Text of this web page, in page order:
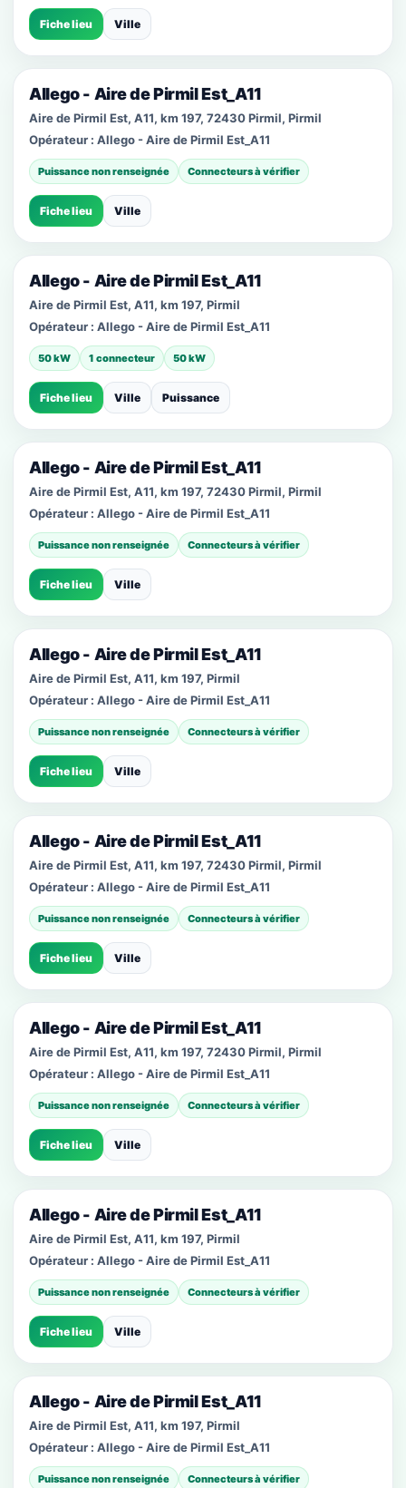
Fiche lieu Ville
Allego - Aire de Pirmil Est_A11
Aire de Pirmil Est, A11, km 197, 72430 Pirmil, Pirmil
Opérateur : Allego - Aire de Pirmil Est_A11
Puissance non renseignée Connecteurs à vérifier
Fiche lieu Ville
Allego - Aire de Pirmil Est_A11
Aire de Pirmil Est, A11, km 197, Pirmil
Opérateur : Allego - Aire de Pirmil Est_A11
50 kW 1 connecteur 50 kW
Fiche lieu Ville Puissance
Allego - Aire de Pirmil Est_A11
Aire de Pirmil Est, A11, km 197, 72430 Pirmil, Pirmil
Opérateur : Allego - Aire de Pirmil Est_A11
Puissance non renseignée Connecteurs à vérifier
Fiche lieu Ville
Allego - Aire de Pirmil Est_A11
Aire de Pirmil Est, A11, km 197, Pirmil
Opérateur : Allego - Aire de Pirmil Est_A11
Puissance non renseignée Connecteurs à vérifier
Fiche lieu Ville
Allego - Aire de Pirmil Est_A11
Aire de Pirmil Est, A11, km 197, 72430 Pirmil, Pirmil
Opérateur : Allego - Aire de Pirmil Est_A11
Puissance non renseignée Connecteurs à vérifier
Fiche lieu Ville
Allego - Aire de Pirmil Est_A11
Aire de Pirmil Est, A11, km 197, 72430 Pirmil, Pirmil
Opérateur : Allego - Aire de Pirmil Est_A11
Puissance non renseignée Connecteurs à vérifier
Fiche lieu Ville
Allego - Aire de Pirmil Est_A11
Aire de Pirmil Est, A11, km 197, Pirmil
Opérateur : Allego - Aire de Pirmil Est_A11
Puissance non renseignée Connecteurs à vérifier
Fiche lieu Ville
Allego - Aire de Pirmil Est_A11
Aire de Pirmil Est, A11, km 197, Pirmil
Opérateur : Allego - Aire de Pirmil Est_A11
Puissance non renseignée Connecteurs à vérifier